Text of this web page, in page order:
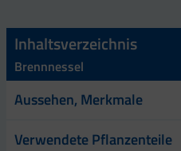
Inhaltsverzeichnis
Brennnessel
Aussehen, Merkmale
Verwendete Pflanzenteile